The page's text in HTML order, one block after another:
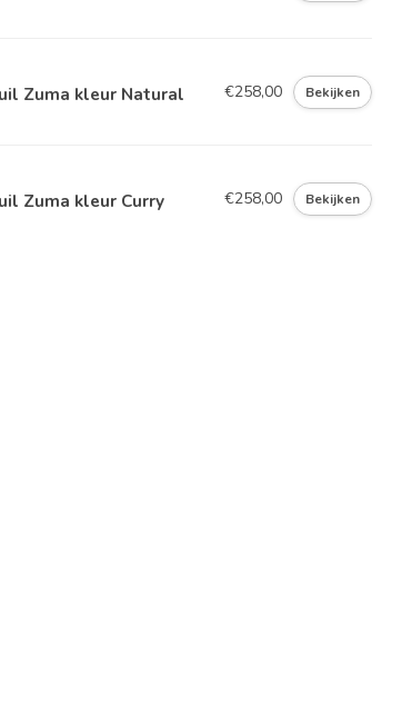
Zuma kleur Natural €258,00 Bekijken
Zuma kleur Curry €258,00 Bekijken